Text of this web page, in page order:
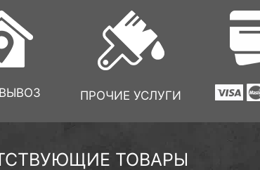
ПРОЧИЕ УСЛУГИ
ТОВАРЫ